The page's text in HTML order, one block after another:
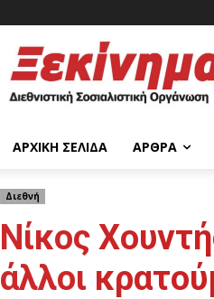
ΑΡΧΙΚΉ ΣΕΛΊΔΑ ΆΡΘΡΑ
Διεθνή
Νίκος
άλλοι